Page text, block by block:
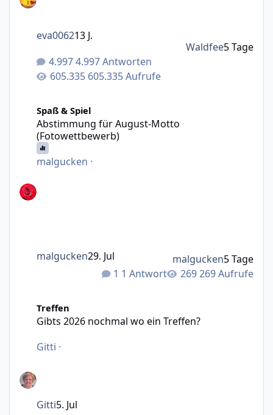
4.997 Antworten
605.335 Aufrufe
eva006213 J.
Waldfee5 Tage
Spaß & Spiel
Abstimmung für August-Motto
(Fotowettbewerb)
malgucken ·
1 Antwort 269 Aufrufe
malgucken29. Jul malgucken5 Tage
Treffen
Gibts 2026 nochmal wo ein Treffen?
Gitti ·
Gitti5. Jul